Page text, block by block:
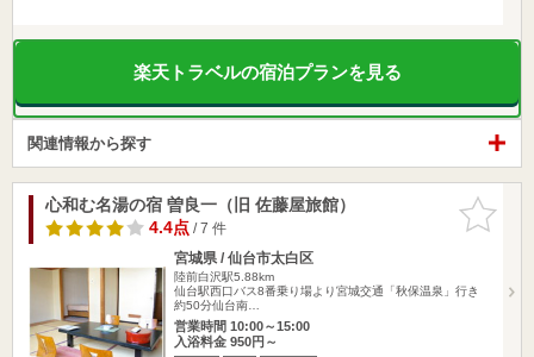
楽天トラベルの宿泊プランを見る
関連情報から探す
お気に入
りに追加
心和む名湯の宿 曽良一（旧 佐藤屋旅館）
4.4点/ 7 件
宮城県 / 仙台市太白区
陸前白沢駅5.88km
仙台駅西口バス8番乗り場より宮城交通「秋保温泉」行き
約50分仙台南…
営業時間 10:00～15:00
入浴料金 950円～